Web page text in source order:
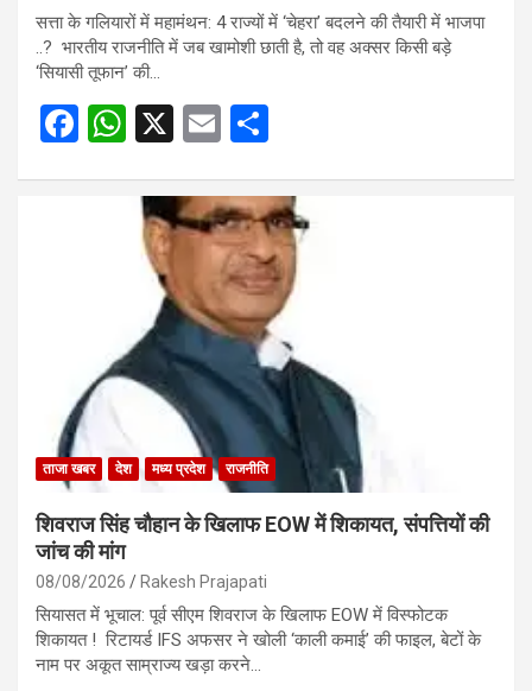
सत्ता के गलियारों में महामंथन: 4 राज्यों में ‘चेहरा’ बदलने की तैयारी में भाजपा
..? भारतीय राजनीति में जब खामोशी छाती है, तो वह अक्सर किसी बड़े
‘सियासी तूफान’ की…
F
W
at
s
A
p
X
E
ail ar
e
ताजा खबर देश मध्य प्रदेश राजनीति
शिवराज सिंह चौहान के खिलाफ EOW में शिकायत, संपत्तियों की
जांच की मांग
08/08/2026 Rakesh Prajapati
सियासत में भूचाल: पूर्व सीएम शिवराज के खिलाफ EOW में विस्फोटक
शिकायत ! रिटायर्ड IFS अफसर ने खोली ‘काली कमाई’ की फाइल, बेटों के
नाम पर अकूत साम्राज्य खड़ा करने…